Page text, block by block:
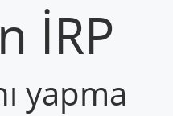
İRP
yapma